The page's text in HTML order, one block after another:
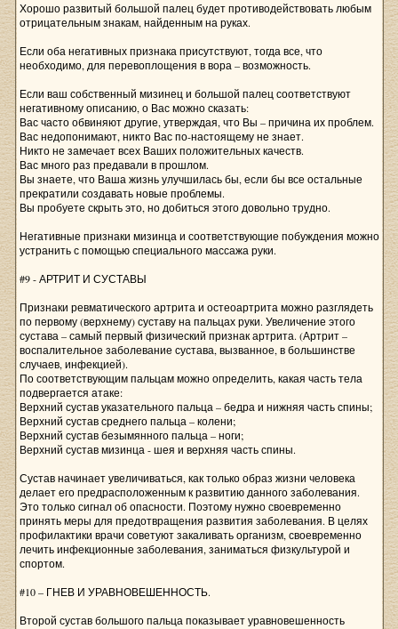
Хорошо развитый большой палец будет противодействовать любым
отрицательным знакам, найденным на руках.
Если оба негативных признака присутствуют, тогда все, что
необходимо, для перевоплощения в вора – возможность.
Если ваш собственный мизинец и большой палец соответствуют
негативному описанию, о Вас можно сказать:
Вас часто обвиняют другие, утверждая, что Вы – причина их проблем.
Вас недопонимают, никто Вас по-настоящему не знает.
Никто не замечает всех Ваших положительных качеств.
Вас много раз предавали в прошлом.
Вы знаете, что Ваша жизнь улучшилась бы, если бы все остальные
прекратили создавать новые проблемы.
Вы пробуете скрыть это, но добиться этого довольно трудно.
Негативные признаки мизинца и соответствующие побуждения можно
устранить с помощью специального массажа руки.
#9 - АРТРИТ И СУСТАВЫ
Признаки ревматического артрита и остеоартрита можно разглядеть
по первому (верхнему) суставу на пальцах руки. Увеличение этого
сустава – самый первый физический признак артрита. (Артрит –
воспалительное заболевание сустава, вызванное, в большинстве
случаев, инфекцией).
По соответствующим пальцам можно определить, какая часть тела
подвергается атаке:
Верхний сустав указательного пальца – бедра и нижняя часть спины;
Верхний сустав среднего пальца – колени;
Верхний сустав безымянного пальца – ноги;
Верхний сустав мизинца - шея и верхняя часть спины.
Сустав начинает увеличиваться, как только образ жизни человека
делает его предрасположенным к развитию данного заболевания.
Это только сигнал об опасности. Поэтому нужно своевременно
принять меры для предотвращения развития заболевания. В целях
профилактики врачи советуют закаливать организм, своевременно
лечить инфекционные заболевания, заниматься физкультурой и
спортом.
#10 – ГНЕВ И УРАВНОВЕШЕННОСТЬ.
Второй сустав большого пальца показывает уравновешенность